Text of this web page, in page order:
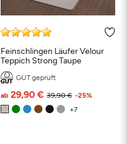
Feinschlingen Läufer Velour
Teppich Strong Taupe
GUT geprüft
39,90 €
ab 29,90 € -25%